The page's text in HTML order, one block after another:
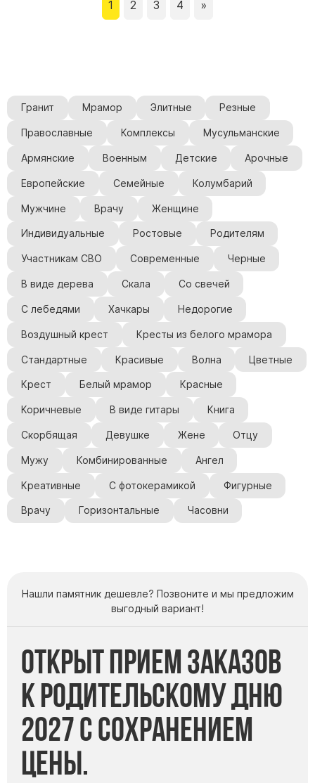
1 2 3 4 »
Гранит Мрамор Элитные Резные
Православные Комплексы Мусульманские
Армянские Военным Детские Арочные
Европейские Семейные Колумбарий
Мужчине Врачу Женщине
Индивидуальные Ростовые Родителям
Участникам СВО Современные Черные
В виде дерева Скала Со свечей
С лебедями Хачкары Недорогие
Воздушный крест Кресты из белого мрамора
Стандартные Красивые Волна Цветные
Крест Белый мрамор Красные
Коричневые В виде гитары Книга
Скорбящая Девушке Жене Отцу
Мужу Комбинированные Ангел
Креативные С фотокерамикой Фигурные
Врачу Горизонтальные Часовни
Нашли памятник дешевле? Позвоните и мы предложим
выгодный вариант!
Открыт прием заказов
к Родительскому дню
2027 с сохранением
цены.